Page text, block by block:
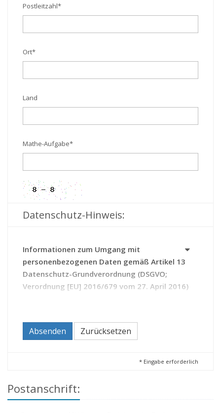
Postleitzahl*
Ort*
Land
Mathe-Aufgabe*
Datenschutz-Hinweis:
Informationen zum Umgang mit
personenbezogenen Daten gemäß Artikel 13
Datenschutz-Grundverordnung (DSGVO;
Verordnung [EU] 2016/679 vom 27. April 2016)
von Archivgut (Thüringer Archivgesetz - ThürArchivG).
Durch die Kontaktaufnahme mit dem Archiv erteilen Sie
jederzeit zu widerrufen (Artikel 21 DSGVO);
Absenden Zurücksetzen
* Eingabe erforderlich
Postanschrift: